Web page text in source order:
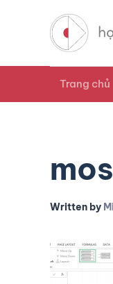
Trang chủ
Written by